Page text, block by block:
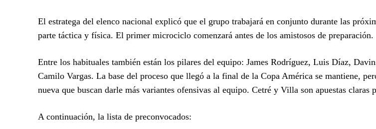
El estratega del elenco nacional explicó que el grupo trabajará en conjunto durante las
parte táctica y física. El primer microciclo comenzará antes de los amistosos de preparación.
Entre los habituales también están los pilares del equipo: James Rodríguez, Luis Díaz,
Camilo Vargas. La base del proceso que llegó a la final de la Copa América se mantiene,
nueva que buscan darle más variantes ofensivas al equipo. Cetré y Villa son apuestas claras
A continuación, la lista de preconvocados: